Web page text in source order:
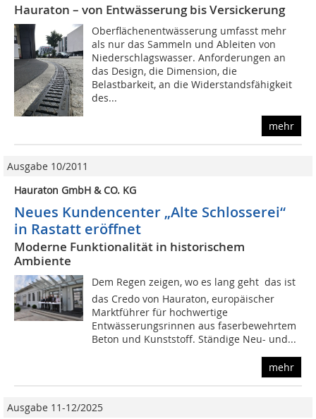
Hauraton – von Entwässerung bis Versickerung
Oberflächenentwässerung umfasst mehr
als nur das Sammeln und Ableiten von
Niederschlagswasser. Anforderungen an
das Design, die Dimension, die
Belastbarkeit, an die Widerstandsfähigkeit
des...
mehr
Ausgabe 10/2011
Hauraton GmbH & CO. KG
Neues Kundencenter „Alte Schlosserei“
in Rastatt eröffnet
Moderne Funktionalität in historischem
Ambiente
Dem Regen zeigen, wo es lang geht  das ist
das Credo von Hauraton, europäischer
Marktführer für hochwertige
Entwässerungsrinnen aus faserbewehrtem
Beton und Kunststoff. Ständige Neu- und...
mehr
Ausgabe 11-12/2025